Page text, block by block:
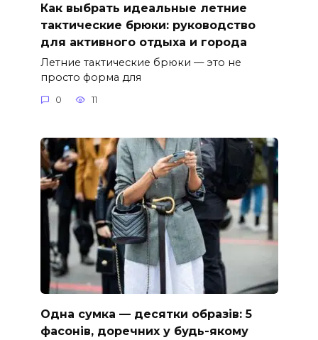
Как выбрать идеальные летние
тактические брюки: руководство
для активного отдыха и города
Летние тактические брюки — это не
просто форма для
0 11
Одна сумка — десятки образів: 5
фасонів, доречних у будь-якому